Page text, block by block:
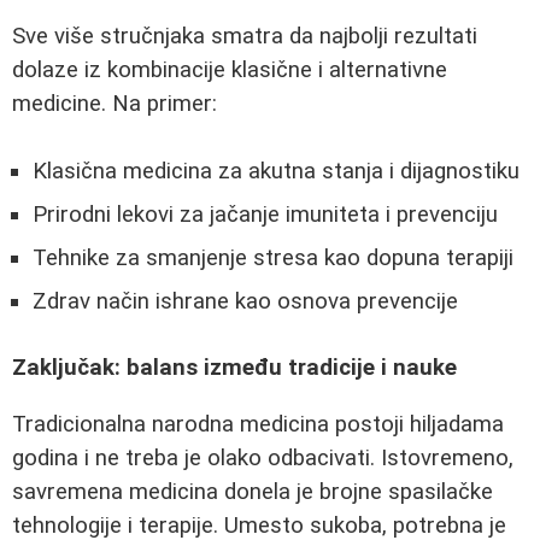
Sve više stručnjaka smatra da najbolji rezultati
dolaze iz kombinacije klasične i alternativne
medicine. Na primer:
Klasična medicina za akutna stanja i dijagnostiku
Prirodni lekovi za jačanje imuniteta i prevenciju
Tehnike za smanjenje stresa kao dopuna terapiji
Zdrav način ishrane kao osnova prevencije
Zaključak: balans između tradicije i nauke
Tradicionalna narodna medicina postoji hiljadama
godina i ne treba je olako odbacivati. Istovremeno,
savremena medicina donela je brojne spasilačke
tehnologije i terapije. Umesto sukoba, potrebna je